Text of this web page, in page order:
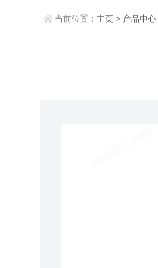
当前位置： 主页 > 产品中心